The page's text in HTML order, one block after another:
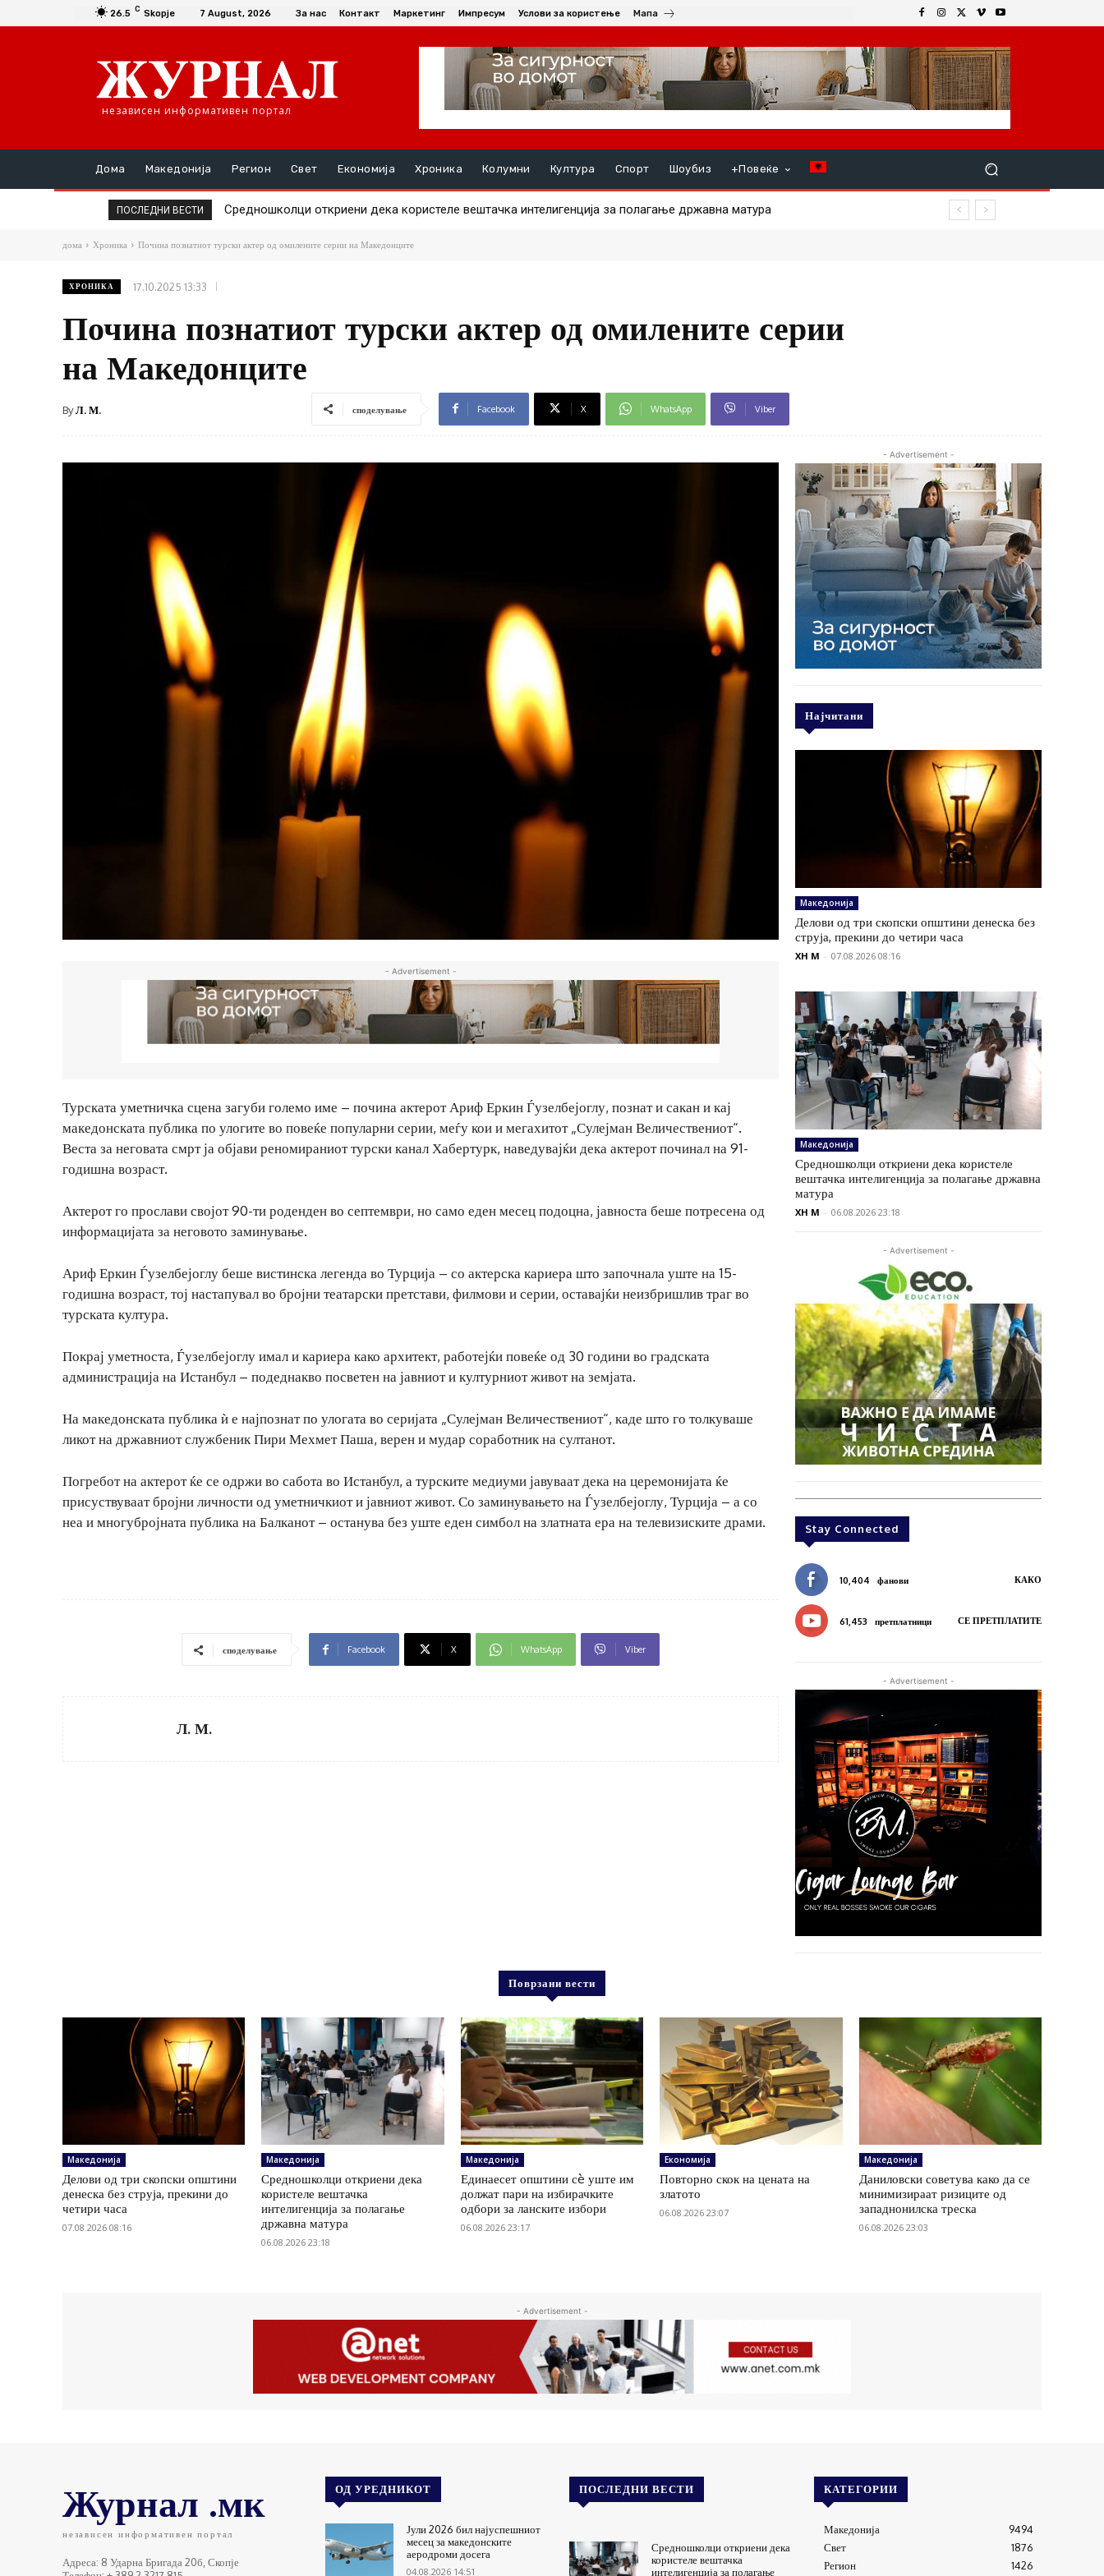
26.5 C Skopje 7 August, 2026 За нас Контакт Маркетинг Импресум Услови за користење Мапа
независен информативен портал
Дома Македонија Регион Свет Економија Хроника Колумни Култура Спорт Шоубиз +Повеќе
ПОСЛЕДНИ ВЕСТИ Средношколци откриени дека користеле вештачка интелигенција за полагање државна матура
Единаесет општини сè уште им должат пари на избирачките одбори за ланските избори
дома Хроника Почина познатиот турски актер од омилените серии на Македонците
ХРОНИКА 17.10.2025 13:33
Почина познатиот турски актер од омилените серии
на Македонците
ByЛ. М. споделување Facebook X WhatsApp Viber
- Advertisement -
Турската уметничка сцена загуби големо име – почина актерот Ариф Еркин Ѓузелбејоглу, познат и сакан и кај
македонската публика по улогите во повеќе популарни серии, меѓу кои и мегахитот „Сулејман Величествениот“.
Веста за неговата смрт ја објави реномираниот турски канал Хабертурк, наведувајќи дека актерот починал на 91-
годишна возраст.
Актерот го прослави својот 90-ти роденден во септември, но само еден месец подоцна, јавноста беше потресена од
информацијата за неговото заминување.
Ариф Еркин Ѓузелбејоглу беше вистинска легенда во Турција – со актерска кариера што започнала уште на 15-
годишна возраст, тој настапувал во бројни театарски претстави, филмови и серии, оставајќи неизбришлив траг во
турската култура.
Покрај уметноста, Ѓузелбејоглу имал и кариера како архитект, работејќи повеќе од 30 години во градската
администрација на Истанбул – подеднакво посветен на јавниот и културниот живот на земјата.
На македонската публика ѝ е најпознат по улогата во серијата „Сулејман Величествениот“, каде што го толкуваше
ликот на државниот службеник Пири Мехмет Паша, верен и мудар соработник на султанот.
Погребот на актерот ќе се одржи во сабота во Истанбул, а турските медиуми јавуваат дека на церемонијата ќе
присуствуваат бројни личности од уметничкиот и јавниот живот. Со заминувањето на Ѓузелбејоглу, Турција – а со
неа и многубројната публика на Балканот – останува без уште еден симбол на златната ера на телевизиските драми.
споделување Facebook X WhatsApp Viber
Л. М.
- Advertisement -
Најчитани
Македонија
Делови од три скопски општини денеска без
струја, прекини до четири часа
XH M - 07.08.2026 08:16
Македонија
Средношколци откриени дека користеле
вештачка интелигенција за полагање државна
матура
XH M - 06.08.2026 23:18
- Advertisement -
Stay Connected
10,404 фанови КАКО
61,453 претплатници СЕ ПРЕТПЛАТИТЕ
- Advertisement -
Поврзани вести
Македонија
Делови од три скопски општини
денеска без струја, прекини до
четири часа
07.08.2026 08:16
Македонија
Средношколци откриени дека
користеле вештачка
интелигенција за полагање
државна матура
06.08.2026 23:18
Македонија
Единаесет општини сè уште им
должат пари на избирачките
одбори за ланските избори
06.08.2026 23:17
Економија
Повторно скок на цената на
златото
06.08.2026 23:07
Македонија
Даниловски советува како да се
минимизираат ризиците од
западнонилска треска
06.08.2026 23:03
- Advertisement -
Журнал .мк
независен информативен портал
Адреса: 8 Ударна Бригада 20б, Скопје
ОД УРЕДНИКОТ
Јули 2026 бил најуспешниот
месец за македонските
аеродроми досега
04.08.2026 14:51
ПОСЛЕДНИ ВЕСТИ
Средношколци откриени дека
користеле вештачка
интелигенција за полагање
КАТЕГОРИИ
Македонија
9494
Свет
1876
Регион
1426